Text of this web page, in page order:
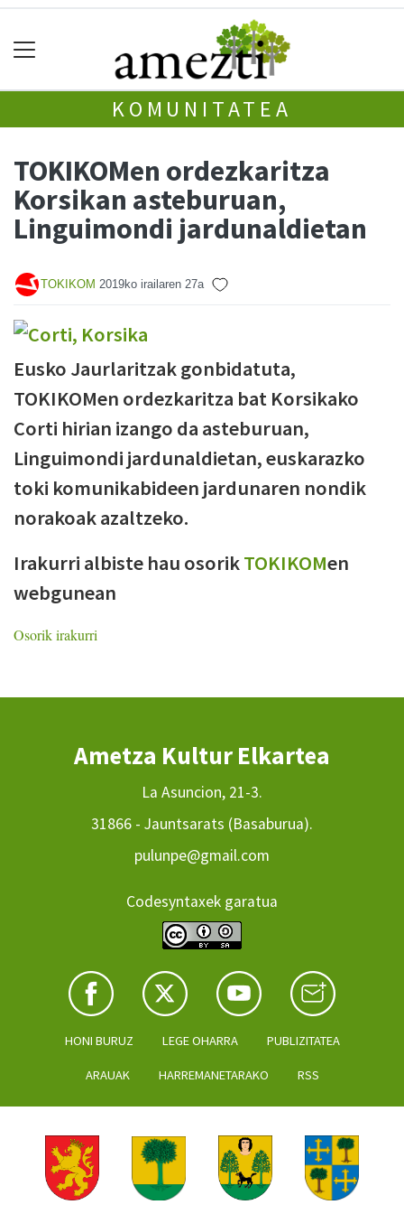
KOMUNITATEA
TOKIKOMen ordezkaritza
Korsikan asteburuan,
Linguimondi jardunaldietan
TOKIKOM 2019ko irailaren 27a
Eusko Jaurlaritzak gonbidatuta,
TOKIKOMen ordezkaritza bat Korsikako
Corti hirian izango da asteburuan,
Linguimondi jardunaldietan, euskarazko
toki komunikabideen jardunaren nondik
norakoak azaltzeko.
Irakurri albiste hau osorikTOKIKOMen
webgunean
Osorik irakurri
Ametza Kultur Elkartea
La Asuncion, 21-3.
31866 - Jauntsarats (Basaburua).
pulunpe@gmail.com
Codesyntaxek garatua
HONI BURUZ LEGE OHARRA PUBLIZITATEA
ARAUAK HARREMANETARAKO RSS